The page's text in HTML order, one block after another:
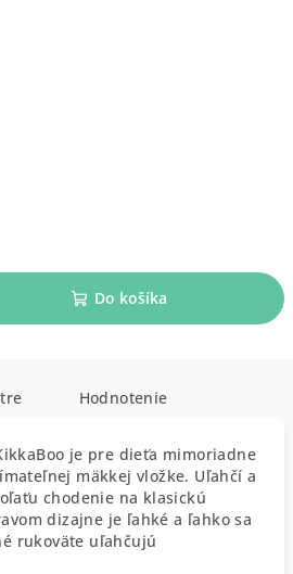
Do košíka
Hodnotenie
je pre dieťa mimoriadne
mäkkej vložke. Uľahčí a
chodenie na klasickú
dizajne je ľahké a ľahko sa
rukoväte uľahčujú